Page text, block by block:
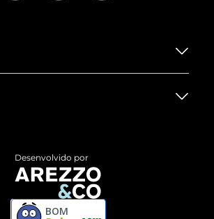
Produto
WhatsApp
Desenvolvido por
BOM